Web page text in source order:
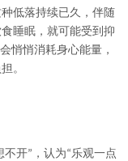
低落持续已久，伴随
睡眠，就可能受到抑
悄悄消耗身心能量，
。
不开” ，认为“ 乐观一点